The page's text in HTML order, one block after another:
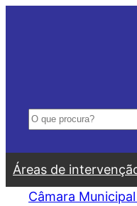
Pesquisar
Áreas de
Câmara